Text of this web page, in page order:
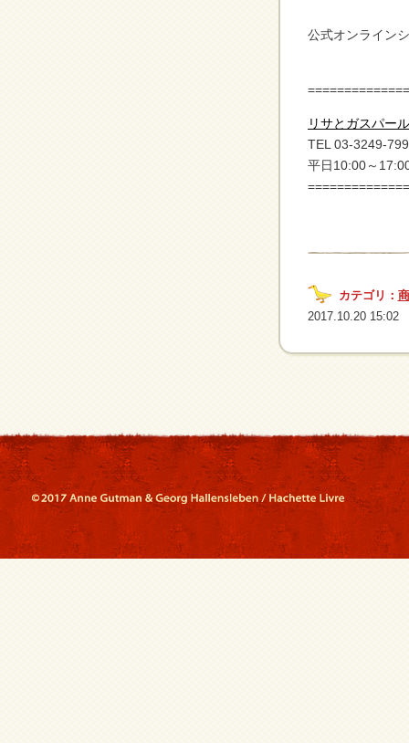
公式オンライン
リサとガスパー
TEL 03-3249-
平日10:00～
カテゴリ：
2017.10.20 15:02